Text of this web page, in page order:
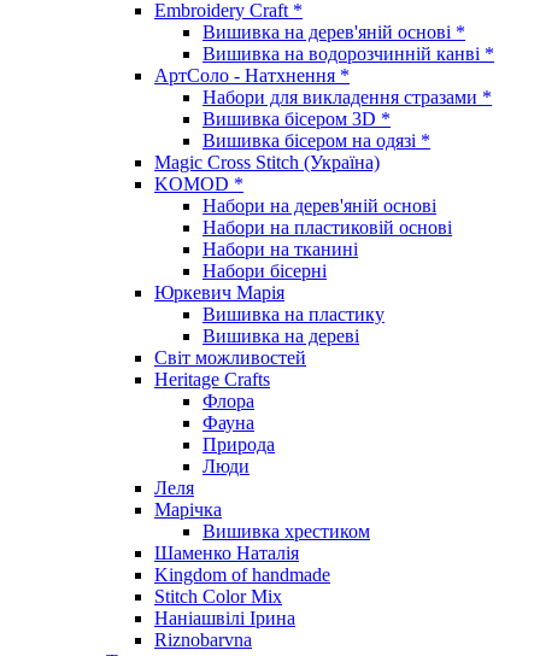
Embroidery Craft *
Вишивка на дерев'яній основі *
Вишивка на водорозчинній канві *
АртСоло - Натхнення *
Набори для викладення стразами *
Вишивка бісером 3D *
Вишивка бісером на одязі *
Magic Cross Stitch (Україна)
KOMOD *
Набори на дерев'яній основі
Набори на пластиковій основі
Набори на тканині
Набори бісерні
Юркевич Марія
Вишивка на пластику
Вишивка на дереві
Світ можливостей
Heritage Crafts
Флора
Фауна
Природа
Люди
Леля
Марічка
Вишивка хрестиком
Шаменко Наталія
Kingdom of handmade
Stitch Color Mix
Наніашвілі Ірина
Riznobarvna